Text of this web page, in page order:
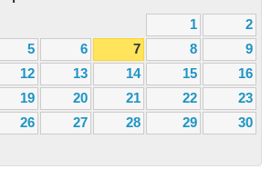
1
2
5 6 7 8
9
12 13 14 15
16
19 20 21 22
23
26 27 28 29
30